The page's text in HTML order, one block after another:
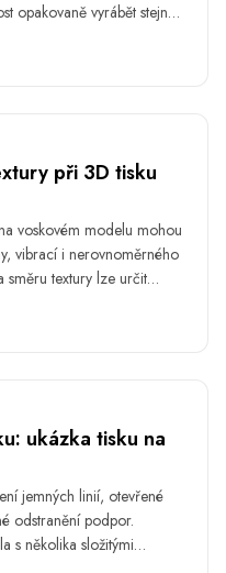
opakovaně vyrábět stejné
při 3D tisku
voskovém modelu mohou
vibrací i nerovnoměrného
směru textury lze určit
ukázka tisku na
jemných linií, otevřené
odstranění podpor.
s několika složitými